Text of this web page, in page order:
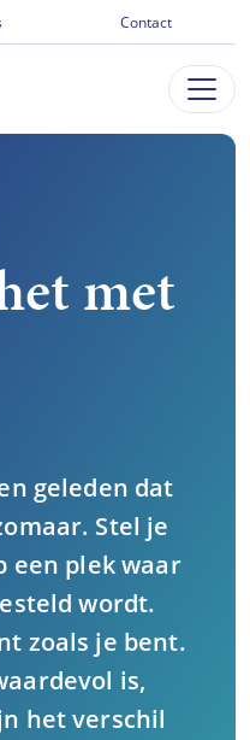
Contact
met
geleden dat
Stel je
een plek waar
wordt.
zoals je bent.
is,
het verschil